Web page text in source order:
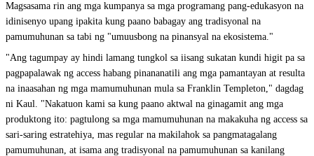
Magsasama rin ang mga kumpanya sa mga programang pang-edukasyon na
idinisenyo upang ipakita kung paano babagay ang tradisyonal na
pamumuhunan sa tabi ng "umuusbong na pinansyal na ekosistema."
"Ang tagumpay ay hindi lamang tungkol sa iisang sukatan kundi higit pa sa
pagpapalawak ng access habang pinananatili ang mga pamantayan at resulta
na inaasahan ng mga mamumuhunan mula sa Franklin Templeton," dagdag
ni Kaul. "Nakatuon kami sa kung paano aktwal na ginagamit ang mga
produktong ito: pagtulong sa mga mamumuhunan na makakuha ng access sa
sari-saring estratehiya, mas regular na makilahok sa pangmatagalang
pamumuhunan, at isama ang tradisyonal na pamumuhunan sa kanilang